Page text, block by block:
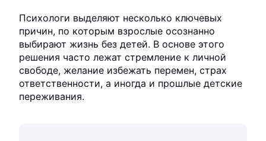
Психологи выделяют несколько ключевых
причин, по которым взрослые осознанно
выбирают жизнь без детей. В основе этого
решения часто лежат стремление к личной
свободе, желание избежать перемен, страх
ответственности, а иногда и прошлые детские
переживания.